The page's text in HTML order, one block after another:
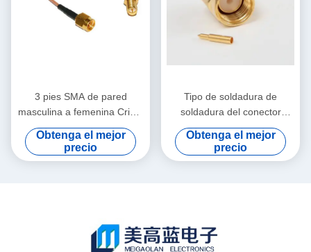
3 pies SMA de pared
masculina a femenina Crimp
RG316 Jumper de cable con
1.2 VSWR, frecuencia de 0 ~
3 GHz y impedancia de 50
Obtenga el mejor
precio
Tipo de soldadura de
soldadura del conector
macho SMA para cable
RG402 con frecuencia de
0~3GHz y clasificación IP67
Obtenga el mejor
precio